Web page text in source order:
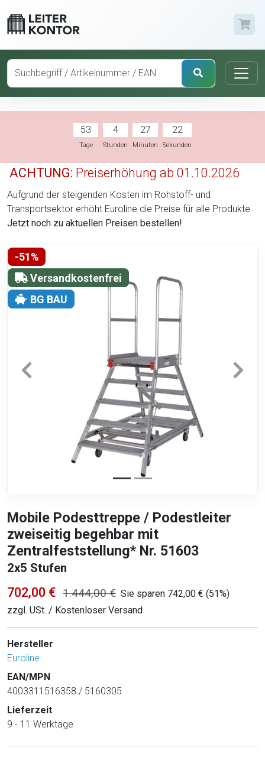
53
Tage
4
Stunden
27
Minuten
21
Sekunden
ACHTUNG: Preiserhöhung ab 01.10.2026
Aufgrund der steigenden Kosten im Rohstoff- und
Transportsektor erhöht Euroline die Preise für alle Produkte.
Jetzt noch zu aktuellen Preisen bestellen!
-51%
Versandkostenfrei
BG BAU
Mobile Podesttreppe / Podestleiter
zweiseitig begehbar mit
Zentralfeststellung* Nr. 51603
2x5 Stufen
702,00 € 1.444,00 € Sie sparen 742,00 € (51%)
zzgl. USt. / Kostenloser Versand
Hersteller
Euroline
EAN/MPN
4003311516358 / 5160305
Lieferzeit
9 - 11 Werktage